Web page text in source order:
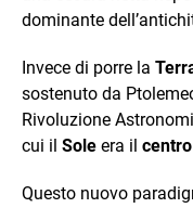
dominante
Invece di porre la
sostenuto da
Rivoluzione
cui il Sole era il
Questo nuovo